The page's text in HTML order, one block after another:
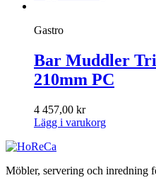
Gastro
Bar Muddler
210mm PC
4 457,00 kr
Lägg i varukorg
Möbler, servering och inredning